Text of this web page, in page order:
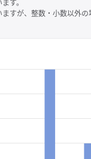
す。
すが、整数・小数以外